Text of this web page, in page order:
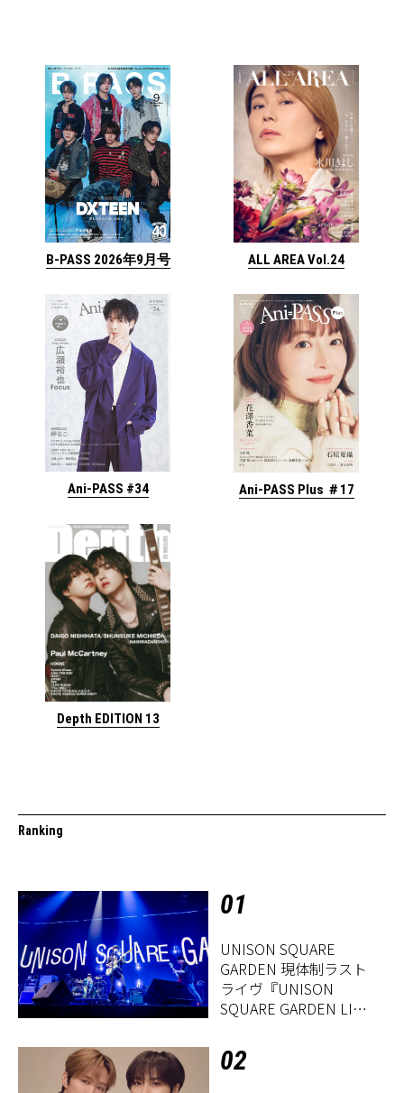
B-PASS 2026年9月号 ALL AREA Vol.24
Ani-PASS #34 Ani-PASS Plus ＃17
Depth EDITION 13
Ranking
01
UNISON SQUARE
GARDEN 現体制ラスト
ライヴ『UNISON
SQUARE GARDEN LIVE
Period」』レポート
02